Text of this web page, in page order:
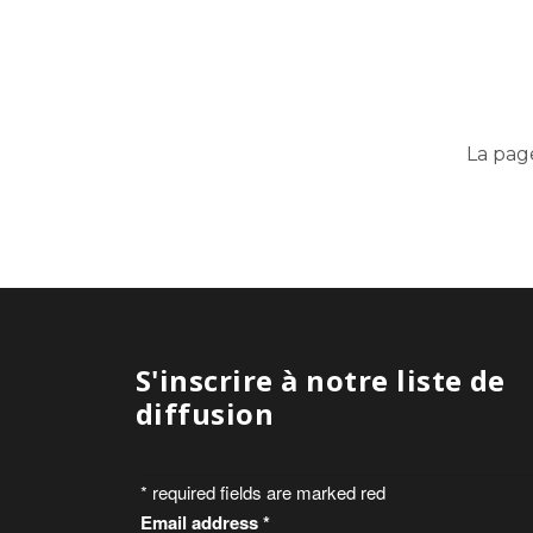
La
S'inscrire à notre liste de
diffusion